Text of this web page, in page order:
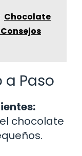
Chocolate
a Paso
chocolate